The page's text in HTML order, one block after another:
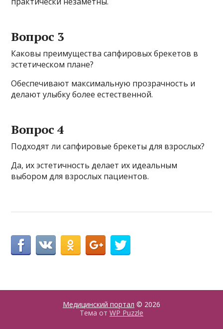
Вопрос 3
Каковы преимущества сапфировых брекетов в
эстетическом плане?
Обеспечивают максимальную прозрачность и
делают улыбку более естественной.
Вопрос 4
Подходят ли сапфировые брекеты для взрослых?
Да, их эстетичность делает их идеальным
выбором для взрослых пациентов.
Медицинский портал © 2026
Тема от WP Puzzle